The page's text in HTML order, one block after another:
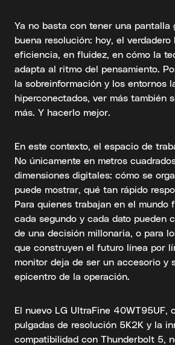
Ya no basta con tener una pantalla
buena resolución: hoy, el
eficiencia, en fluidez, en cómo la
adapta al ritmo del pensamiento.
la sobreinformación y los entornos
hiperconectados, ver más también
más. Y hacerlo mejor.
En este contexto, el espacio de
No únicamente en metros
dimensiones digitales: cómo se
puede mostrar, qué tan rápido
Para quienes trabajan en el mundo
cada segundo y cada dato pueden
de una decisión millonaria, o para
que construyen el futuro línea por
monitor deja de ser un accesorio y
epicentro de la operación.
El nuevo LG UltraFine 40WT95UF,
pulgadas de resolución 5K2K y la
compatibilidad con Thunderbolt 5,